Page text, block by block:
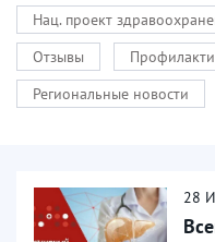
Нац. проект
Отзывы
Региональные новости
28